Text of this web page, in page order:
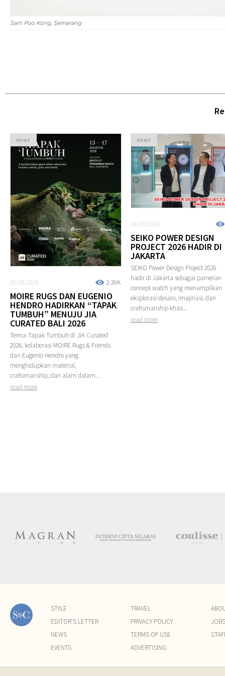
2.36K
06/08/2026
MOIRE RUGS DAN EUGENIO
HENDRO HADIRKAN “TAPAK
TUMBUH” MENUJU JIA
CURATED BALI 2026
Temui Tapak Tumbuh di JIA Curated
2026, kolaborasi MOIRE Rugs & Friends
dan Eugenio Hendro yang
menghidupkan material,
craftsmanship, dan alam dalam...
read more
news
04/08/2026
SEIKO POWER DESIGN
PROJECT 2026 HADIR DI
JAKARTA
SEIKO Power Design Project 2026
hadir di Jakarta sebagai pameran
concept watch yang menampilkan
eksplorasi desain, imajinasi, dan
craftsmanship khas...
read more
news
STYLE
EDITOR'S LETTER
NEWS
EVENTS
TRAVEL
PRIVACY POLICY
TERMS OF USE
ADVERTISING
JOBS